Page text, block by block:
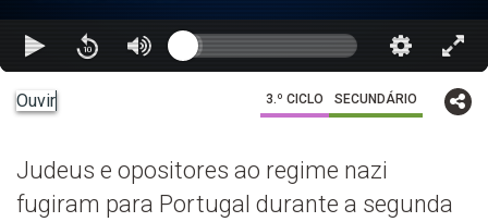
Ouvir 3.º CICLO SECUNDÁRIO
Judeus e opositores ao regime nazi
fugiram para Portugal durante a segunda